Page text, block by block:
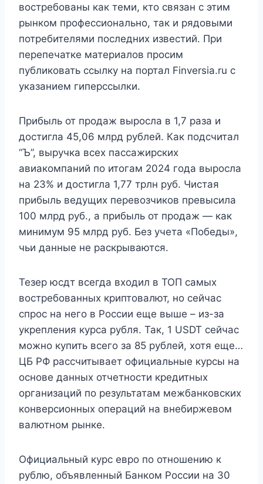
востребованы как теми, кто связан с этим
рынком профессионально, так и рядовыми
потребителями последних известий. При
перепечатке материалов просим
публиковать ссылку на портал Finversia.ru с
указанием гиперссылки.
Прибыль от продаж выросла в 1,7 раза и
достигла 45,06 млрд рублей. Как подсчитал
“Ъ”, выручка всех пассажирских
авиакомпаний по итогам 2024 года выросла
на 23% и достигла 1,77 трлн руб. Чистая
прибыль ведущих перевозчиков превысила
100 млрд руб., а прибыль от продаж — как
минимум 95 млрд руб. Без учета «Победы»,
чьи данные не раскрываются.
Тезер юсдт всегда входил в ТОП самых
востребованных криптовалют, но сейчас
спрос на него в России еще выше – из-за
укрепления курса рубля. Так, 1 USDT сейчас
можно купить всего за 85 рублей, хотя еще…
ЦБ РФ рассчитывает официальные курсы на
основе данных отчетности кредитных
организаций по результатам межбанковских
конверсионных операций на внебиржевом
валютном рынке.
Официальный курс евро по отношению к
рублю, объявленный Банком России на 30